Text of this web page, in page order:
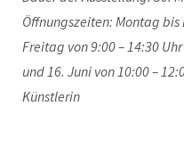
Öffnungszeiten: Montag bis
Freitag von 9:00 – 14:30
und 16. Juni von 10:00 –
Künstlerin